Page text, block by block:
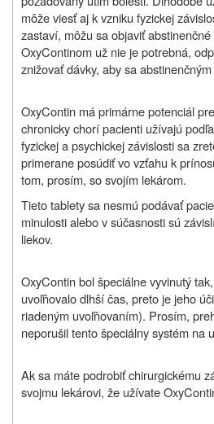
môže viesť aj k vzniku fyzickej
zastaví, môžu sa objaviť
OxyContinom už nie je potrebná,
znižovať dávky, aby sa
OxyContin má primárne potenciál
chronicky chorí pacienti užívajú
fyzickej a psychickej závislosti sa
primerane posúdiť vo vzťahu k
tom, prosím, so svojím lekárom.
Tieto tablety sa nesmú podávať
minulosti alebo v súčasnosti sú
liekov.
OxyContin bol špeciálne vyvinutý
uvoľňovalo dlhší čas, preto je jeho
riadeným uvoľňovaním). Prosím,
neporušil tento špeciálny systém na
Ak sa máte podrobiť chirurgickému
svojmu lekárovi, že užívate